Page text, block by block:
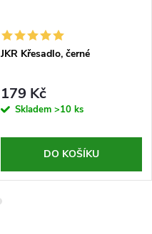
JKR Křesadlo, černé
179 Kč
Skladem >10 ks
DO KOŠÍKU